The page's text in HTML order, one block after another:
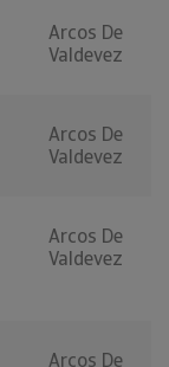
Arcos De
Valdevez
Arcos De
Valdevez
Arcos De
Valdevez
Arcos De